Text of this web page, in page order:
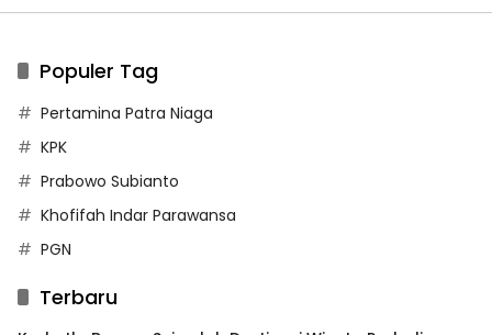
Populer Tag
Pertamina Patra Niaga
KPK
Prabowo Subianto
Khofifah Indar Parawansa
PGN
Terbaru